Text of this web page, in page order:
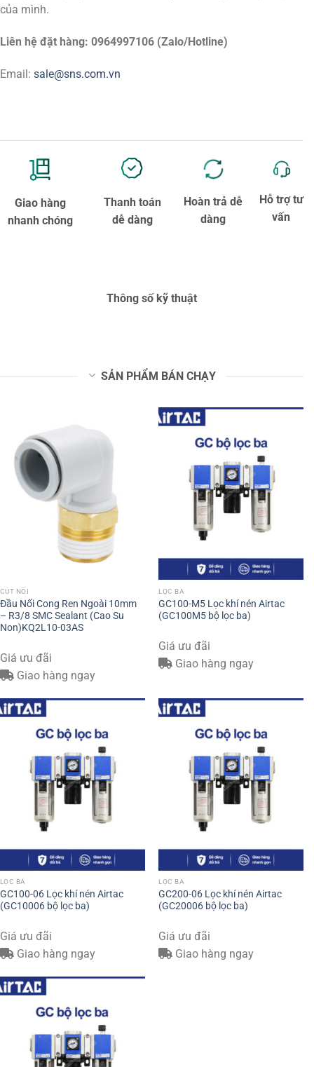
của mình.
Liên hệ đặt hàng: 0964997106 (Zalo/Hotline)
Email: sale@sns.com.vn
Giao hàng
nhanh chóng
Thanh toán
dễ dàng
Hoàn trả dễ
dàng
Hỗ trợ tư
vấn
Thông số kỹ thuật
SẢN PHẨM BÁN CHẠY
CÚT NỐI
Đầu Nối Cong Ren Ngoài 10mm
– R3/8 SMC Sealant (Cao Su
Non)KQ2L10-03AS
Giá ưu đãi
Giao hàng ngay
LỌC BA
GC100-M5 Lọc khí nén Airtac
(GC100M5 bộ lọc ba)
Giá ưu đãi
Giao hàng ngay
LỌC BA
GC100-06 Lọc khí nén Airtac
(GC10006 bộ lọc ba)
Giá ưu đãi
Giao hàng ngay
LỌC BA
GC200-06 Lọc khí nén Airtac
(GC20006 bộ lọc ba)
Giá ưu đãi
Giao hàng ngay